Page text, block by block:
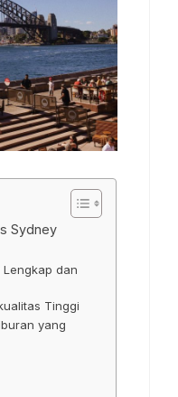
Sydney
Lengkap dan
Tinggi
yang